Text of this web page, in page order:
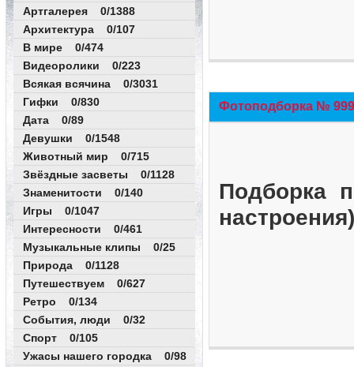
Артгалерея 0/1388
Архитектура 0/107
В мире 0/474
Видеоролики 0/223
Всякая всячина 0/3031
Гифки 0/830
Дата 0/89
Девушки 0/1548
Животный мир 0/715
Звёздные засветы 0/1128
Знаменитости 0/140
Игры 0/1047
Интересности 0/461
Музыкальные клипы 0/25
Природа 0/1128
Путешествуем 0/627
Ретро 0/134
События, люди 0/32
Спорт 0/105
Ужасы нашего городка 0/98
Фотоподборка №
Подборка